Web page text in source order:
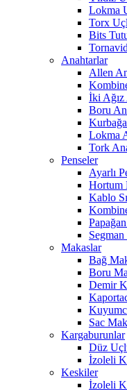
Lokma
Torx
Bits
Anahtarlar
Allen
İki Ağız
Boru
Lokma
Tork
Penseler
Ayarlı
Hortum
Kablo
Segman
Makaslar
Bağ
Boru
Demir
Sac
Kargaburunlar
Düz
İzoleli
Keskiler
İzoleli